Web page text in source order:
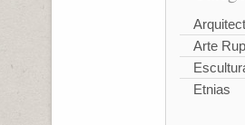
Arte
Etnias